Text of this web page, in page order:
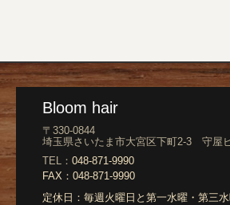
Bloom hair
〒330-0844
埼玉県さいたま市大宮区下町2-3 守屋
TEL： 048-871-9990
FAX： 048-871-9990
定休日： 毎週火曜日と第一水曜・第三